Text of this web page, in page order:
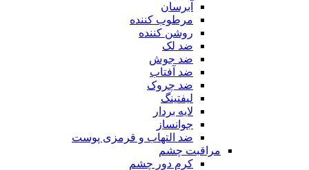
آبرسان
مرطوب کننده
روشن کننده
ضد لک
ضد جوش
ضد آفتاب
ضد چروک
لیفتینگ
لایه بردار
جوانساز
ضد التهاب و قرمزی پوست
مراقبت چشم
کرم دور چشم